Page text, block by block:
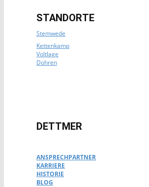
Kettenkamp
Voltlage
Dohren
STANDORTE
Stemwede
DETTMER
ANSPRECHPARTNER
KARRIERE
HISTORIE
BLOG